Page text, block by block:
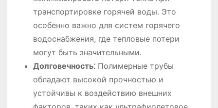
транспортировке горячей воды. Это
особенно важно для систем горячего
водоснабжения, где тепловые потери
могут быть значительными.
Долговечность⁚Полимерные трубы
обладают высокой прочностью и
устойчивы к воздействию внешних